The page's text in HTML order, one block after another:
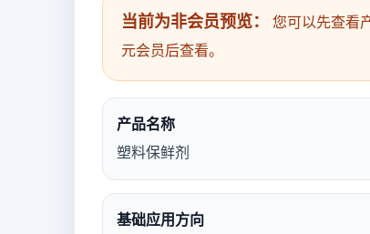
当前为非会员预览：
您可以先查看
元会员后查看。
产品名称
塑料保鲜剂
基础应用方向